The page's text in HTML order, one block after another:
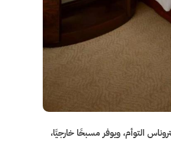
كوالالمبور وبرجي بتروناس التوأم، ويوفر مسبحًا خارجيًا،